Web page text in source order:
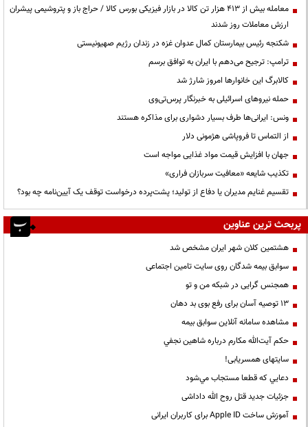
معامله بیش از ۴۱۳ هزار تن کالا در بازار فیزیکی بورس کالا / حراج باز و پتروشیمی پیشران
ارزش معاملات روز شدند
شکنجه رئیس بیمارستان کمال عدوان غزه در زندان رژیم صهیونیستی
ترامپ: ترجیح می‌دهم با ایران به توافق برسم
کالابرگ این خانوارها امروز شارژ شد
حمله نیروهای اسرائیلی به خبرنگار پرس‌تی‌وی
ونس: ایرانی‌ها طرف بسیار دشواری برای مذاکره هستند
از التماس تا فروپاشی هژمونی دلار
جهان با افزایش قیمت مواد غذایی مواجه است
تکذیب شایعه «معافیت سربازان فراری»
تقسیم غنایم مدیران یا دفاع از تولید؛ پشت‌پرده درخواست توقف یک آیین‌نامه چه بود؟
پربحث ترین عناوین
هشتمین کلان شهر ایران مشخص شد
سوابق بیمه شدگان روی سایت تامین اجتماعی
همجنس گرایی در شبکه من و تو
13 توصیه آسان برای رفع بوی بد دهان
مشاهده سامانه آنلاين سوابق بیمه
حكم آيت‌الله مكارم درباره شاهين نجفي
سایتهای همسریابی!
دعايي كه قطعا مستجاب مي‌شود
جزئیات جدید قتل روح الله داداشی
آموزش ساخت Apple ID برای کاربران ایرانی